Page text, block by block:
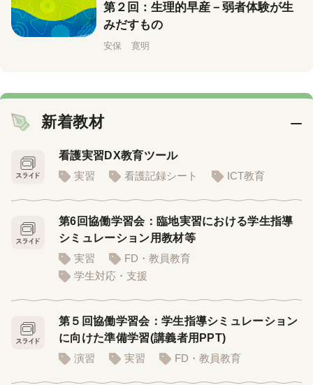
第２回：生理的早産－弱者体験が生
みだすもの
安保 寛明
新着教材
看護実習DX教育ツール
実習
看護記録シート ICT教育
第6回協働学習会：臨地実習における学生指導
シミュレーション用教材等
実習
FD・教員教育
学生対応・支援
第５回協働学習会：学生指導シミュレーション
に向けた準備学習(講義者用PPT)
演習
実習 FD・教員教育